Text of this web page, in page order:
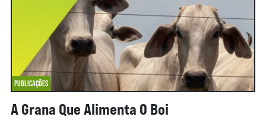
PUBLICAÇÕES
A Grana Que Alimenta O Boi